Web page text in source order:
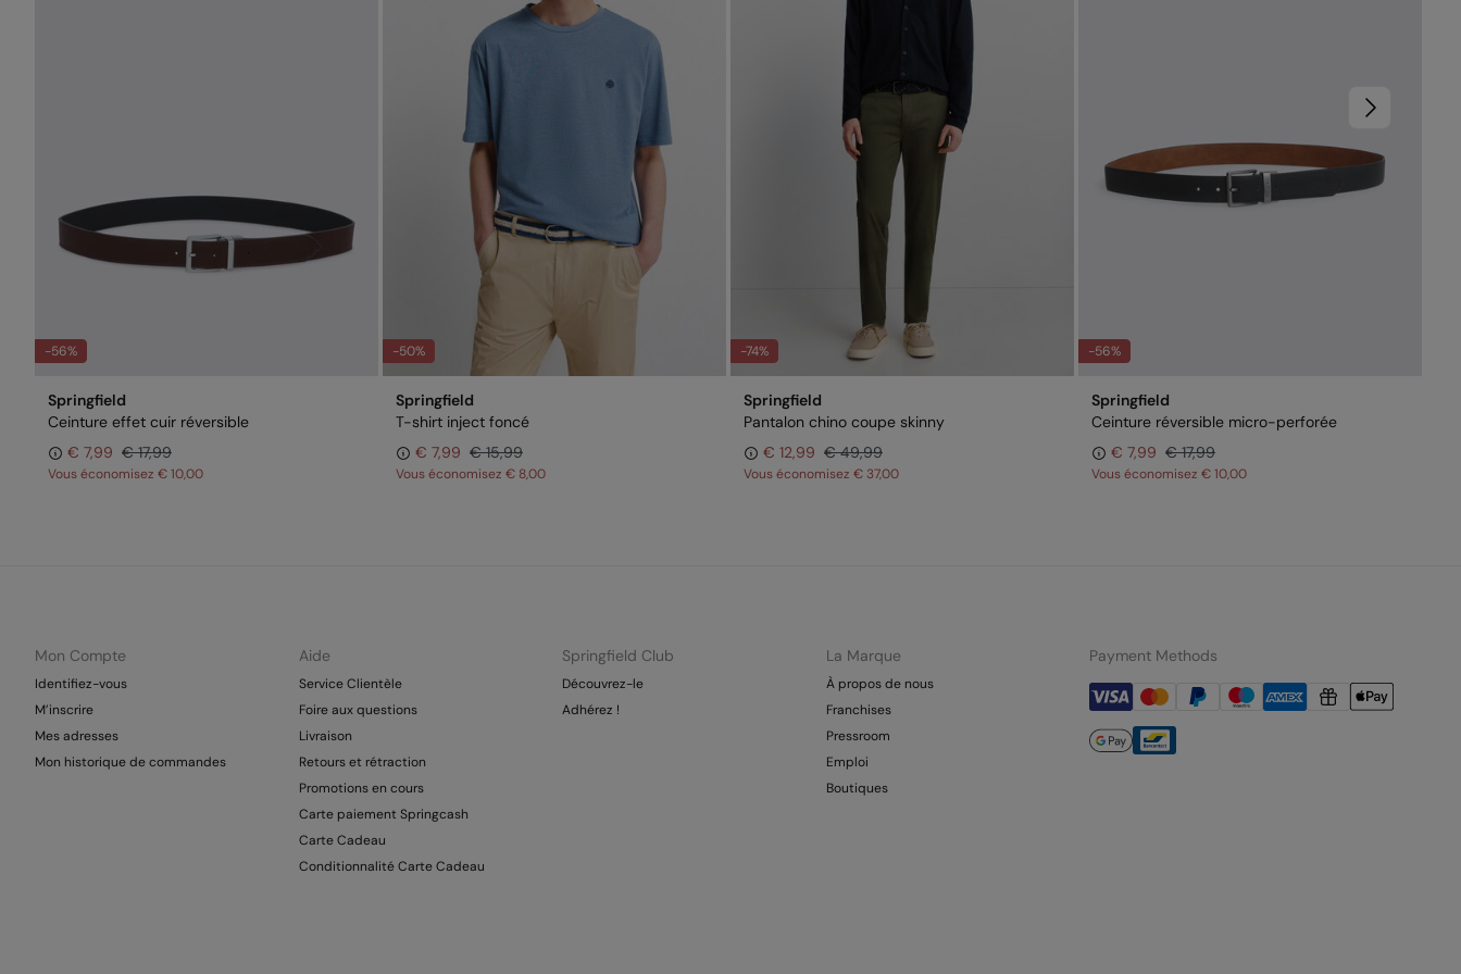
-56%
Springfield
Ceinture effet cuir réversible
€ 7,99 € 17,99
Vous économisez € 10,00
-50%
Springfield
T-shirt inject foncé
€ 7,99 € 15,99
Vous économisez € 8,00
-74%
Springfield
Pantalon chino coupe skinny
€ 12,99 € 49,99
Vous économisez € 37,00
-56%
Springfield
Ceinture réversible micro-perforée
€ 7,99 € 17,99
Vous économisez € 10,00
Mon Compte
Identifiez-vous
M’inscrire
Mes adresses
Mon historique de commandes
Aide
Service Clientèle
Foire aux questions
Livraison
Retours et rétraction
Promotions en cours
Carte paiement Springcash
Carte Cadeau
Conditionnalité Carte Cadeau
Springfield Club
Découvrez-le
Adhérez !
La Marque
À propos de nous
Franchises
Pressroom
Emploi
Boutiques
Payment Methods